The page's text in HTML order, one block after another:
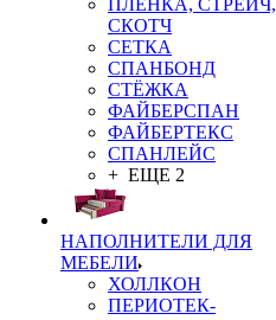
ПЛЁНКА, СТРЕЙЧ,
СКОТЧ
СЕТКА
СПАНБОНД
СТЁЖКА
ФАЙБЕРСПАН
ФАЙБЕРТЕКС
СПАНЛЕЙС
+ ЕЩЕ 2
НАПОЛНИТЕЛИ ДЛЯ
МЕБЕЛИ
ХОЛЛКОН
ПЕРИОТЕК-